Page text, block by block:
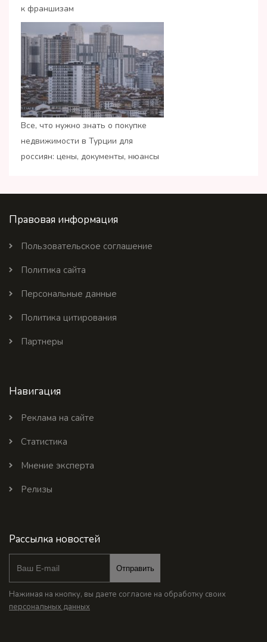
к франшизам
Все, что нужно знать о покупке
недвижимости в Турции для
россиян: цены, документы, нюансы
Правовая информация
Пользовательское соглашение
Политика сайта
Персональные данные
Политика цитирования
Партнеры
Навигация
Реклама на сайте
Статистика
Мнение эксперта
Релизы
Рассылка новостей
Отправить
Нажимая на кнопку, вы даете согласие на обработку своих
персональных данных